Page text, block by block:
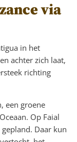
via
in het
achter zich laat,
richting
een groene
Op Faial
Daar kun